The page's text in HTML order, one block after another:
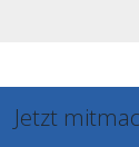
Jetzt